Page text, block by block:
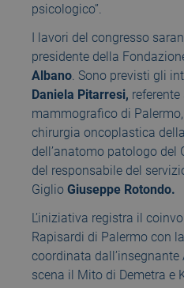
psicologico”.
I lavori del congresso
presidente della
Albano . Sono previsti gli
Daniela Pitarresi,
mammografico di
chirurgia oncoplastica
dell’anatomo patologo del
del responsabile del
Giglio Giuseppe Rotondo.
L’iniziativa registra il
Rapisardi di Palermo con la
coordinata dall’insegnante
scena il Mito di Demetra e